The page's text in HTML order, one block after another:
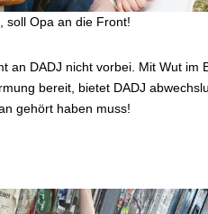
soll Opa an die Front!
an DADJ nicht vorbei. Mit Wut im
bereit, bietet DADJ
gehört haben muss!